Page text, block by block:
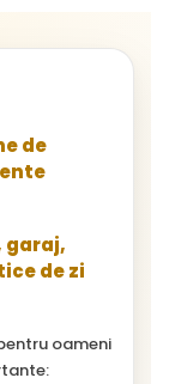
de
garaj,
de zi
oameni